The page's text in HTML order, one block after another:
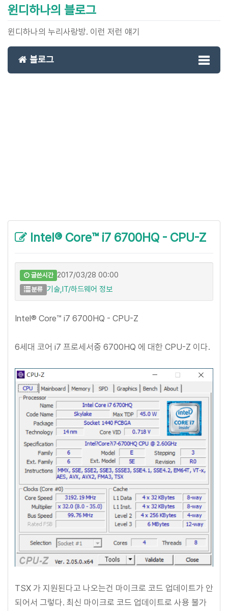
윈디하나의 블로그
윈디하나의 누리사랑방. 이런 저런 얘기
블로그
Intel® Core™ i7 6700HQ - CPU-Z
글쓴시간 2017/03/28 00:00
분류 기술,IT/하드웨어 정보
Intel® Core™ i7 6700HQ - CPU-Z
6세대 코어 i7 프로세서중 6700HQ 에 대한 CPU-Z 이다.
TSX 가 지원된다고 나오는건 마이크로 코드 업데이트가 안
되어서 그렇다. 최신 마이크로 코드 업데이트로 사용 불가